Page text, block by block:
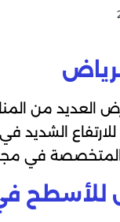
العديد من
للارتفاع
في
للأسطح